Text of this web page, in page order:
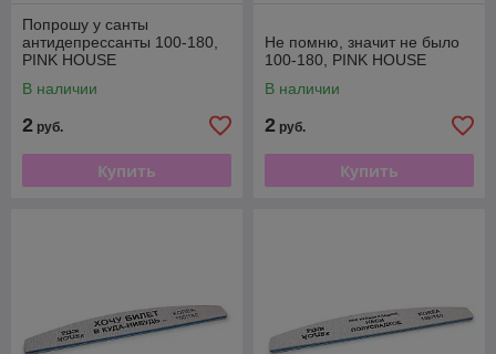
Попрошу у санты
антидепрессанты 100-180,
PINK HOUSE
В наличии
2 руб.
Купить
Не помню, значит не было
100-180, PINK HOUSE
В наличии
2 руб.
Купить